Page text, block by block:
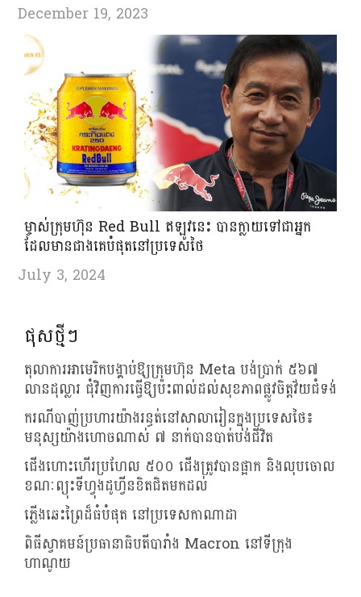
December 19, 2023
ម្ចាស់ក្រុមហ៊ុន Red Bull ឥឡូវនេះ បានក្លាយទៅជាអ្នក
ដែលមានជាងគេបំផុតនៅប្រទេសថៃ
July 3, 2024
ផុសថ្មីៗ
តុលាការអាមេរិកបង្គាប់ឱ្យក្រុមហ៊ុន Meta បង់ប្រាក់ ៥៦៧
លានដុល្លារ ជុំវិញការធ្វើឱ្យប៉ះពាល់ដល់សុខភាពផ្លូវចិត្តវ័យជំទង់
ករណីបាញ់ប្រហារយ៉ាងរន្ធត់នៅសាលារៀនក្នុងប្រទេសថៃ៖
មនុស្សយ៉ាងហោចណាស់ ៧ នាក់បានបាត់បង់ជីវិត
ជើងហោះហើរប្រហែល ៥០០ ជើងត្រូវបានផ្អាក និងលុបចោល
ខណៈព្យុះទីហ្វុងដូហ្វីនខិតជិតមកដល់
ភ្លើងឆេះព្រៃដ៏ធំបំផុត នៅប្រទេសកាណាដា
ពិធីស្វាគមន៍ប្រធានាធិបតីបារាំង Macron នៅទីក្រុង
ហាណូយ